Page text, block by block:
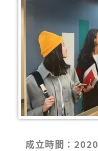
成立時間：2020